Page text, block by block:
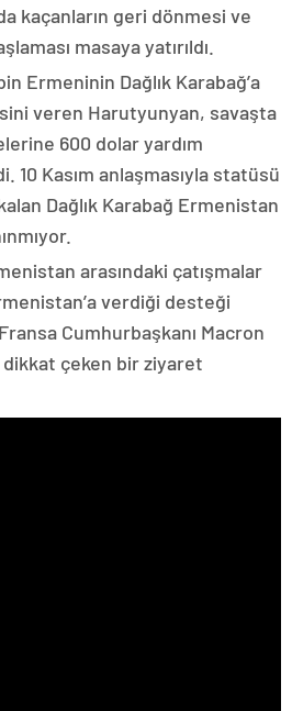
kaçanların geri dönmesi ve
masaya yatırıldı.
Ermeninin Dağlık Karabağ’a
veren Harutyunyan, savaşta
600 dolar yardım
10 Kasım anlaşmasıyla statüsü
Dağlık Karabağ Ermenistan
arasındaki çatışmalar
verdiği desteği
Cumhurbaşkanı Macron
çeken bir ziyaret